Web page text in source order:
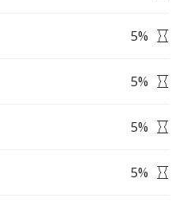
5%
5%
5%
5%